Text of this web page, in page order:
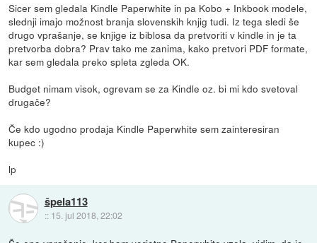
Sicer sem gledala Kindle Paperwhite in pa Kobo + Inkbook modele,
slednji imajo možnost branja slovenskih knjig tudi. Iz tega sledi še
drugo vprašanje, se knjige iz biblosa da pretvoriti v kindle in je ta
pretvorba dobra? Prav tako me zanima, kako pretvori PDF formate,
kar sem gledala preko spleta zgleda OK.
Budget nimam visok, ogrevam se za Kindle oz. bi mi kdo svetoval
drugače?
Če kdo ugodno prodaja Kindle Paperwhite sem zainteresiran
kupec :)
lp
špela113
:: 15. jul 2018, 22:02